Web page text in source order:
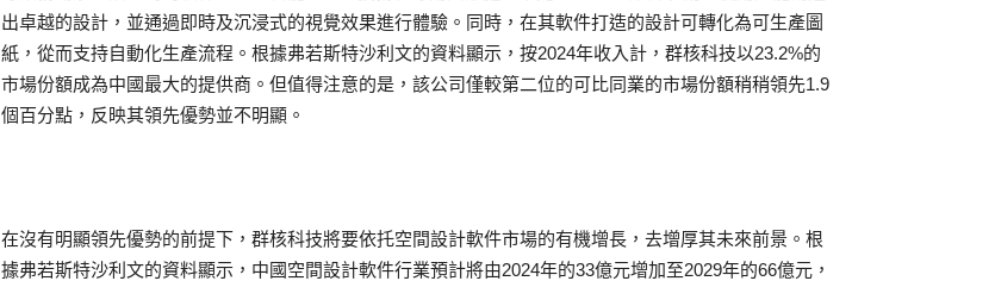
出卓越的設計，並通過即時及沉浸式的視覺效果進行體驗。同時，在其軟件打造的設計可轉化為可生產圖
紙，從而支持自動化生產流程。根據弗若斯特沙利文的資料顯示，按2024年收入計，群核科技以23.2%的
市場份額成為中國最大的提供商。但值得注意的是，該公司僅較第二位的可比同業的市場份額稍稍領先1.9
個百分點，反映其領先優勢並不明顯。
在沒有明顯領先優勢的前提下，群核科技將要依托空間設計軟件市場的有機增長，去增厚其未來前景。根
據弗若斯特沙利文的資料顯示，中國空間設計軟件行業預計將由2024年的33億元增加至2029年的66億元，